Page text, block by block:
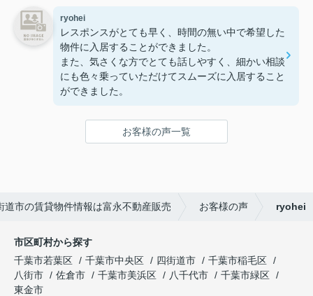
ryohei
レスポンスがとても早く、時間の無い中で希望した
物件に入居することができました。
また、気さくな方でとても話しやすく、細かい相談
にも色々乗っていただけてスムーズに入居すること
ができました。
お客様の声一覧
道市の賃貸物件情報は富永不動産販売 お客様の声 ryohei
市区町村から探す
千葉市若葉区
千葉市中央区 四街道市
千葉市稲毛区
八街市
佐倉市 千葉市美浜区 八千代市
千葉市緑区
東金市